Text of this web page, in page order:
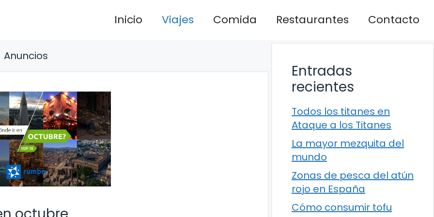
Inicio Viajes Comida Restaurantes Contacto
Anuncios
Entradas
recientes
Todos los titanes en
Ataque a los Titanes
La mayor mezquita del
mundo
Zonas de pesca del atún
rojo en España
Cómo consumir tofu